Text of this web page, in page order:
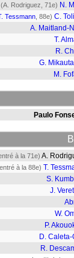
(A. Rodriguez, 71e) N.
Tessmann , 88e) C.
A. Maitland-
T.
R.
G.
M.
Paulo
à la 71e) A.
à la 88e) T.
S.
J.
W.
P.
D.
R.